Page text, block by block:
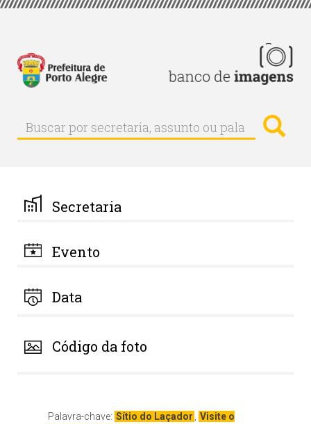
Pular
principal
Buscar
Buscar
por
palavra-
chave
Secretaria
Evento
Data
Código da foto
Palavra-chave: Sítio do Laçador
Visite o